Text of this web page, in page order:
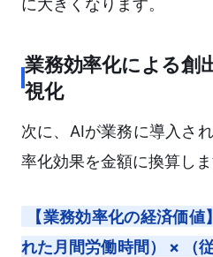
に大きくなります。
業務効率化による創
視化
次に、AIが業務に導入さ
率化効果を金額に換算しま
【業務効率化の経済価
れた月間労働時間） × （